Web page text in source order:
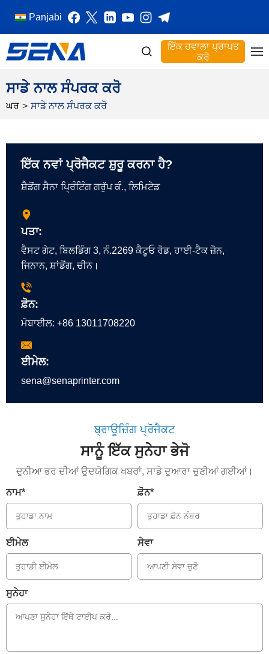
Panjabi
ਇੱਕ ਹਵਾਲਾ ਪ੍ਰਾਪਤ
ਕਰੋ
ਸਾਡੇ ਨਾਲ ਸੰਪਰਕ ਕਰੋ
ਘਰ > ਸਾਡੇ ਨਾਲ ਸੰਪਰਕ ਕਰੋ
ਇੱਕ ਨਵਾਂ ਪ੍ਰੋਜੈਕਟ ਸ਼ੁਰੂ ਕਰਨਾ ਹੈ?
ਸ਼ੈਡੋਂਗ ਸੈਨਾ ਪ੍ਰਿੰਟਿੰਗ ਗਰੁੱਪ ਕੰ., ਲਿਮਿਟੇਡ
ਪਤਾ:
ਵੈਸਟ ਗੇਟ, ਬਿਲਡਿੰਗ 3, ਨੰ.2269 ਕੈਟੂਓ ਰੋਡ, ਹਾਈ-ਟੈਕ ਜ਼ੋਨ,
ਜਿਨਾਨ, ਸ਼ਾਂਡੋਂਗ, ਚੀਨ।
ਫ਼ੋਨ:
ਮੋਬਾਈਲ: +86 13011708220
ਈਮੇਲ:
sena@senaprinter.com
ਬ੍ਰਾਊਜ਼ਿੰਗ ਪ੍ਰੋਜੈਕਟ
ਸਾਨੂੰ ਇੱਕ ਸੁਨੇਹਾ ਭੇਜੋ
ਦੁਨੀਆ ਭਰ ਦੀਆਂ ਉਦਯੋਗਿਕ ਖਬਰਾਂ, ਸਾਡੇ ਦੁਆਰਾ ਚੁਣੀਆਂ ਗਈਆਂ।
ਨਾਮ* ਫ਼ੋਨ*
ਈਮੇਲ ਸੇਵਾ
ਸੁਨੇਹਾ